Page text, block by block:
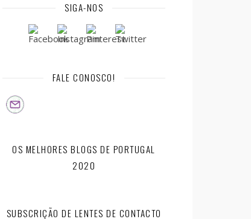
SIGA-NOS
FALE CONOSCO!
OS MELHORES BLOGS DE PORTUGAL
2020
SUBSCRIÇÃO DE LENTES DE CONTACTO